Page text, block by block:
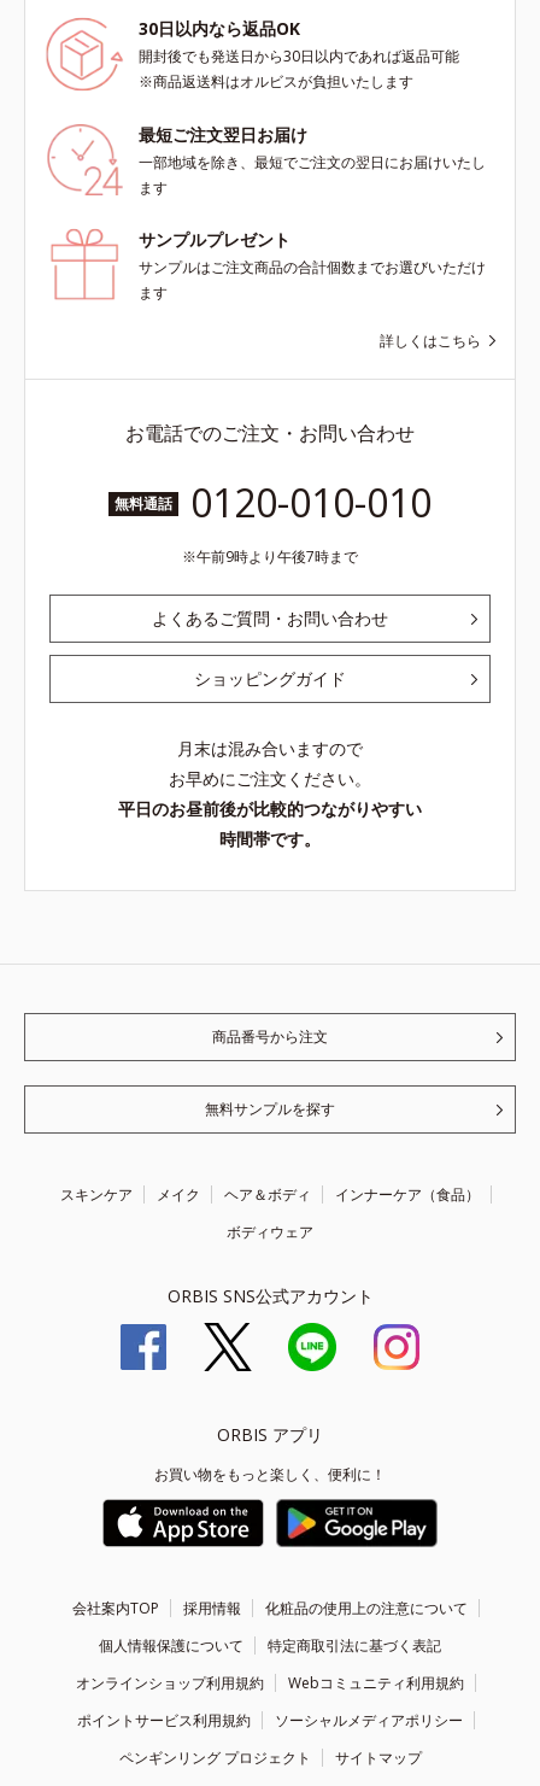
肌）M＝しっとりタイプ（普通肌～
乾性肌）*1 シミ・ソバカスが肌表
面にあらわれること*2 メラニンの
生成を抑え、シミ・ソバカスを防ぐ
*3 うるおいにより透明感のある肌
*4 日本化粧品業界で初めてメラニ
ンの第三のルートに着目し、日本放
射線影響学会第53回大会で2010年
おいによる*6 メラノサイトまで*7
L-アスコルビン酸 2-グルコシド*8
L-アスコルビン酸 2-グルコシド、パ
明肌を叶えます。L＝さっぱりタイ
プ（脂性肌～普通肌）M＝しっとり
タイプ（普通肌～乾性肌）*1 シ
こと*2 メラニンの生成を抑え、シ
ミ・ソバカスを防ぐ*3 うるおいに
表したこと*5 うるおいによる*6 メ
酸 2-グルコシド*8 L-アスコルビン
酸 2-グルコシド、パウダルコ樹皮エ
キス、油溶性甘草エキス（2）*9 乾
30日以内なら返品OK
開封後でも発送日から30日以内であれば返品可能
※商品返送料はオルビスが負担いたします
最短ご注文翌日お届け
一部地域を除き、最短でご注文の翌日にお届けいたし
ます
サンプルプレゼント
サンプルはご注文商品の合計個数までお選びいただけ
ます
詳しくはこちら
お電話でのご注文・お問い合わせ
無料通話 0120-010-010
午前9時より午後7時まで
よくあるご質問・お問い合わせ
ショッピングガイド
月末は混み合いますので
お早めにご注文ください。
平日のお昼前後が比較的つながりやすい
時間帯です。
商品番号から注文
無料サンプルを探す
スキンケア メイク ヘア＆ボディ
インナーケア（食品）
ボディウェア
ORBIS SNS公式アカウント
ORBIS アプリ
お買い物をもっと楽しく、便利に！
会社案内TOP 採用情報
化粧品の使用上の注意について
個人情報保護について
特定商取引法に基づく表記
オンラインショップ利用規約
Webコミュニティ利用規約
ポイントサービス利用規約
ソーシャルメディアポリシー
ペンギンリング プロジェクト
サイトマップ